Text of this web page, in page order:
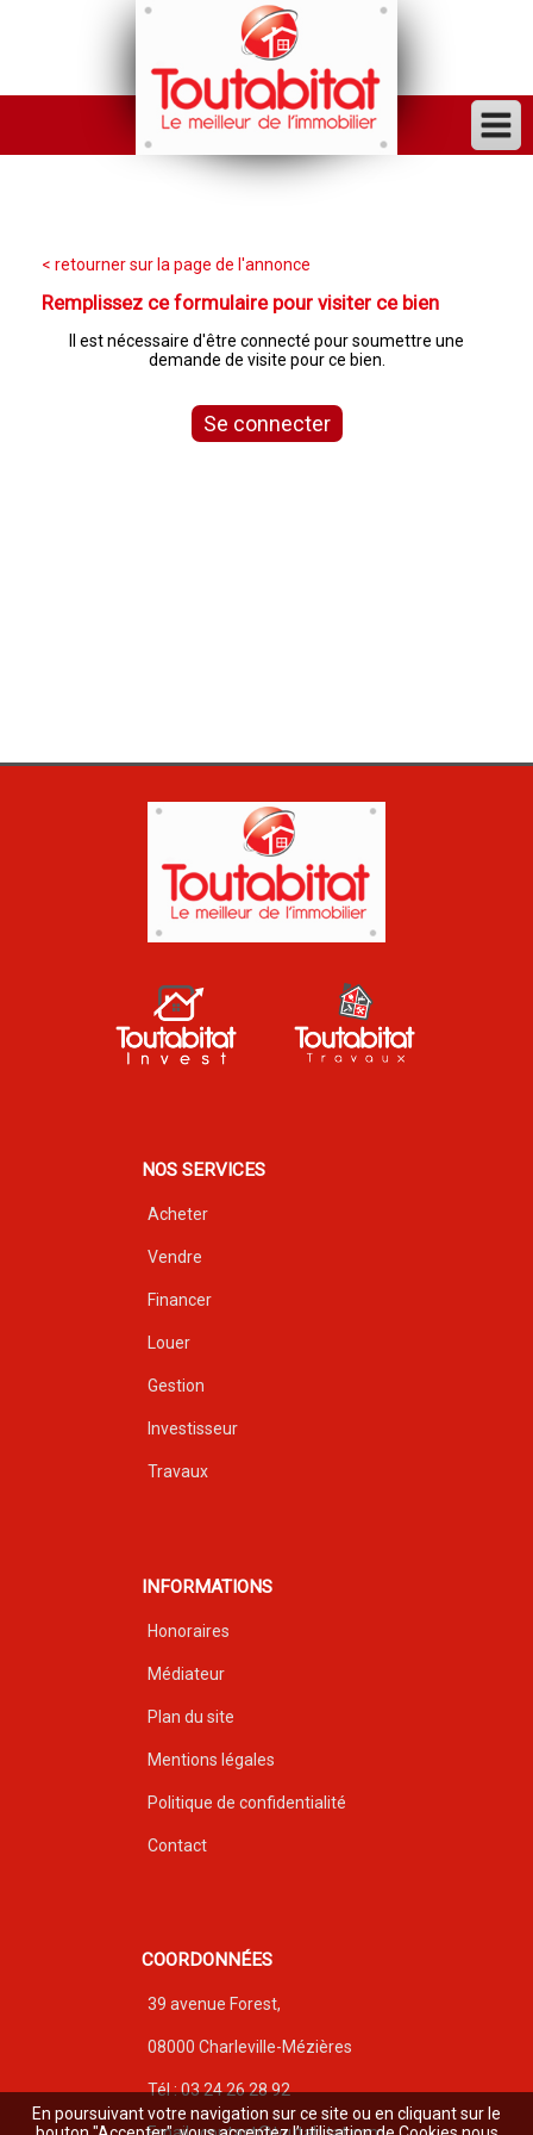
ACHETER
FINANCER
LOUER
GESTION
INVESTISSEUR
< retourner sur la page de l'annonce
Remplissez ce formulaire pour visiter ce bien
Il est nécessaire d'être connecté pour soumettre une
demande de visite pour ce bien.
Se connecter
NOS SERVICES
Acheter
Vendre
Financer
Louer
Gestion
Investisseur
Travaux
INFORMATIONS
Honoraires
Médiateur
Plan du site
Mentions légales
Politique de confidentialité
Contact
COORDONNÉES
39 avenue Forest,
08000 Charleville-Mézières
Tél : 03 24 26 28 92
En poursuivant votre navigation sur ce site ou en cliquant sur le